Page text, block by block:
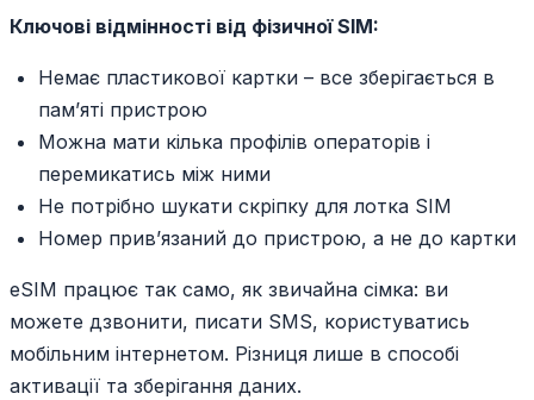
Ключові відмінності від фізичної SIM:
Немає пластикової картки – все зберігається в
пам’яті пристрою
Можна мати кілька профілів операторів і
перемикатись між ними
Не потрібно шукати скріпку для лотка SIM
Номер прив’язаний до пристрою, а не до картки
eSIM працює так само, як звичайна сімка: ви
можете дзвонити, писати SMS, користуватись
мобільним інтернетом. Різниця лише в способі
активації та зберігання даних.